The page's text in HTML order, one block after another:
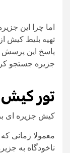
اما چرا این
تهیه بلیط کیش
پاسخ این پرسش
جزیره جستجو
تور
کیش جزیره ای
معمولا زمانی
ناخودگاه به